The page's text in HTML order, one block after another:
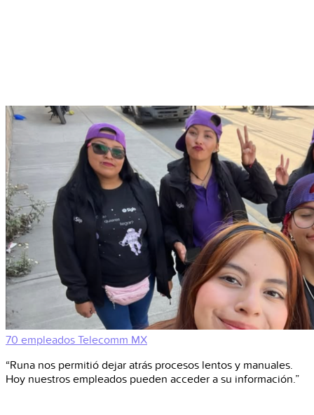
70 empleados Telecomm MX
“Runa nos permitió dejar atrás procesos lentos y manuales.
Hoy nuestros empleados pueden acceder a su información.”